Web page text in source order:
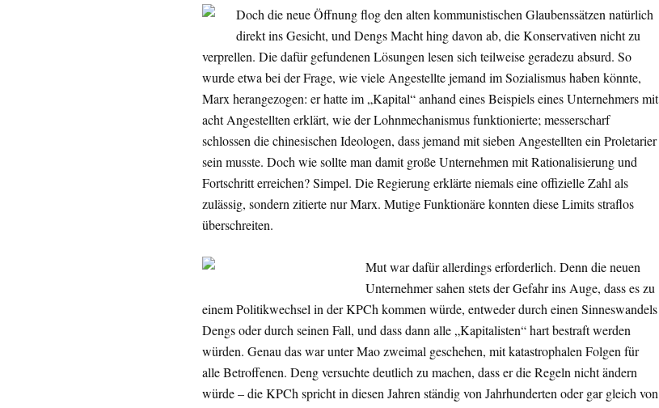
Doch die neue Öffnung flog den alten kommunistischen Glaubenssätzen natürlich
direkt ins Gesicht, und Dengs Macht hing davon ab, die Konservativen nicht zu
verprellen. Die dafür gefundenen Lösungen lesen sich teilweise geradezu absurd. So
wurde etwa bei der Frage, wie viele Angestellte jemand im Sozialismus haben könnte,
Marx herangezogen: er hatte im „Kapital“ anhand eines Beispiels eines Unternehmers mit
acht Angestellten erklärt, wie der Lohnmechanismus funktionierte; messerscharf
schlossen die chinesischen Ideologen, dass jemand mit sieben Angestellten ein Proletarier
sein musste. Doch wie sollte man damit große Unternehmen mit Rationalisierung und
Fortschritt erreichen? Simpel. Die Regierung erklärte niemals eine offizielle Zahl als
zulässig, sondern zitierte nur Marx. Mutige Funktionäre konnten diese Limits straflos
überschreiten.
Mut war dafür allerdings erforderlich. Denn die neuen
Unternehmer sahen stets der Gefahr ins Auge, dass es zu
einem Politikwechsel in der KPCh kommen würde, entweder durch einen Sinneswandels
Dengs oder durch seinen Fall, und dass dann alle „Kapitalisten“ hart bestraft werden
würden. Genau das war unter Mao zweimal geschehen, mit katastrophalen Folgen für
alle Betroffenen. Deng versuchte deutlich zu machen, dass er die Regeln nicht ändern
würde – die KPCh spricht in diesen Jahren ständig von Jahrhunderten oder gar gleich von